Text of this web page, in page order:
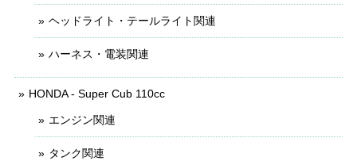
ヘッドライト・テールライト関連
ハーネス・電装関連
HONDA - Super Cub 110cc
エンジン関連
タンク関連